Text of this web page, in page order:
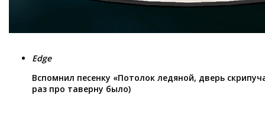
Edge
Вспомнил песенку «Потолок ледяной, дверь
раз про таверну было)